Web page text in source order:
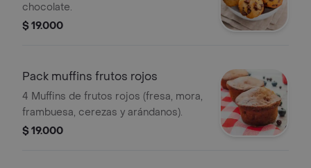
chocolate.
$ 19.000
Pack muffins frutos rojos
4 Muffins de frutos rojos (fresa, mora,
frambuesa, cerezas y arándanos).
$ 19.000